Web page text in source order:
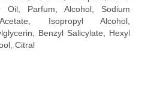
Oil, Parfum, Alcohol, Sodium
Isopropyl Alcohol,
Benzyl Salicylate, Hexyl
Citral